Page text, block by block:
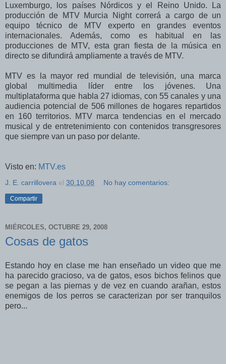
Luxemburgo, los países Nórdicos y el Reino Unido. La
producción de MTV Murcia Night correrá a cargo de un
equipo técnico de MTV experto en grandes eventos
internacionales. Además, como es habitual en las
producciones de MTV, esta gran fiesta de la música en
directo se difundirá ampliamente a través de MTV.
MTV es la mayor red mundial de televisión, una marca
global multimedia líder entre los jóvenes. Una
multiplataforma que habla 27 idiomas, con 55 canales y una
audiencia potencial de 506 millones de hogares repartidos
en 160 territorios. MTV marca tendencias en el mercado
musical y de entretenimiento con contenidos transgresores
que siempre van un paso por delante.
Visto en: MTV.es
J. E. carrillovera el 30.10.08 No hay comentarios:
Compartir
MIÉRCOLES, OCTUBRE 29, 2008
Cosas de gatos
Estando hoy en clase me han enseñado un video que me
ha parecido gracioso, va de gatos, esos bichos felinos que
se pegan a las piernas y de vez en cuando arañan, estos
enemigos de los perros se caracterizan por ser tranquilos
pero...